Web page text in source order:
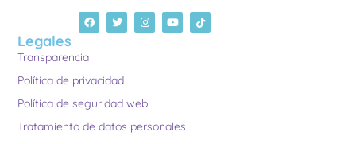
Legales
Transparencia
Política de privacidad
Política de seguridad web
Tratamiento de datos personales